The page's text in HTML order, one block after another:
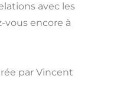
avec les
vous encore à
par Vincent